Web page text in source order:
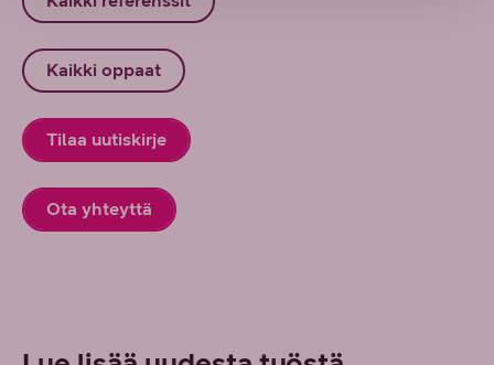
Kaikki oppaat
Tilaa uutiskirje
Ota yhteyttä